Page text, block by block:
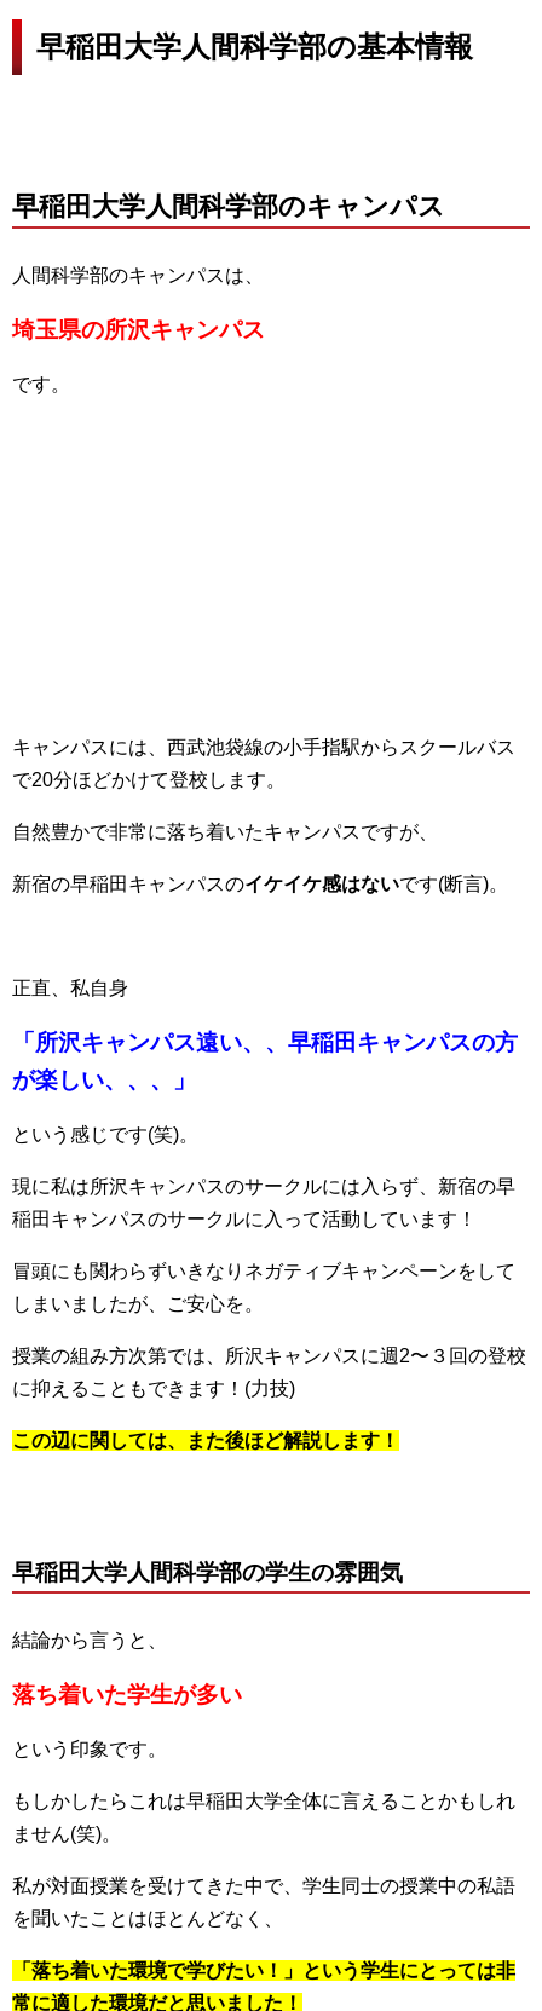
早稲田大学人間科学部の基本情報
早稲田大学人間科学部のキャンパス
人間科学部のキャンパスは、
埼玉県の所沢キャンパス
です。
キャンパスには、西武池袋線の小手指駅からスクールバス
で20分ほどかけて登校します。
自然豊かで非常に落ち着いたキャンパスですが、
新宿の早稲田キャンパスのイケイケ感はないです(断言)。
正直、私自身
「所沢キャンパス遠い、、早稲田キャンパスの方
が楽しい、、、」
という感じです(笑)。
現に私は所沢キャンパスのサークルには入らず、新宿の早
稲田キャンパスのサークルに入って活動しています！
冒頭にも関わらずいきなりネガティブキャンペーンをして
しまいましたが、ご安心を。
授業の組み方次第では、所沢キャンパスに週2〜３回の登校
に抑えることもできます！(力技)
この辺に関しては、また後ほど解説します！
早稲田大学人間科学部の学生の雰囲気
結論から言うと、
落ち着いた学生が多い
という印象です。
もしかしたらこれは早稲田大学全体に言えることかもしれ
ません(笑)。
私が対面授業を受けてきた中で、学生同士の授業中の私語
を聞いたことはほとんどなく、
「落ち着いた環境で学びたい！」という学生にとっては非
常に適した環境だと思いました！